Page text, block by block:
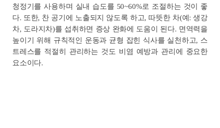
청정기를 사용하며 실내 습도를 50~60%로 조절하는 것이 좋
다. 또한, 찬 공기에 노출되지 않도록 하고, 따뜻한 차(예: 생강
차, 도라지차)를 섭취하면 증상 완화에 도움이 된다. 면역력을
높이기 위해 규칙적인 운동과 균형 잡힌 식사를 실천하고, 스
트레스를 적절히 관리하는 것도 비염 예방과 관리에 중요한
요소이다.